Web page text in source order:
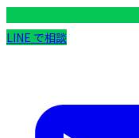
LINE で相談